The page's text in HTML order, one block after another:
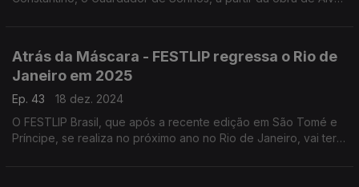
Atrás da Máscara - FESTLIP regressa o Rio de
Janeiro em 2025
Ep. 43
18 dez. 2024
O FESTLIP Brasil, que após a recente edição em São Tomé e
Príncipe, se realiza no próximo ano no Rio de Janeiro, vai ter a